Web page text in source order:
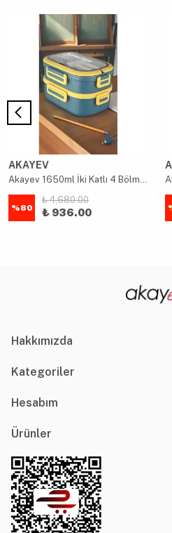
AKAYEV
Akayev 1650ml İki Katlı 4 Bölmeli Çelik Yemek Kabı Mavi
%80
₺ 4,680.00
₺ 936.00
Hakkımızda
Kategoriler
Hesabım
Ürünler